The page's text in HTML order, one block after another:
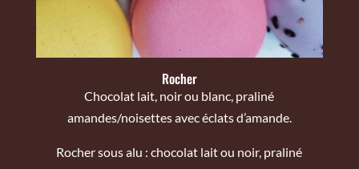
Rocher
Chocolat lait, noir ou blanc, praliné
amandes/noisettes avec éclats d’amande.
Rocher sous alu : chocolat lait ou noir, praliné